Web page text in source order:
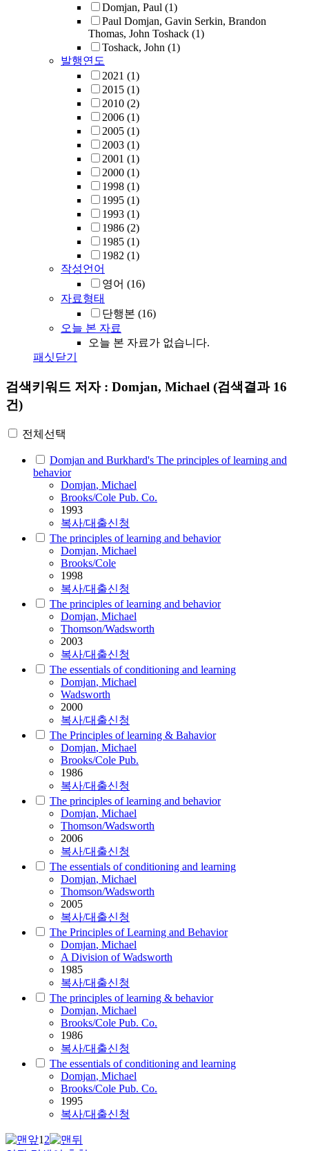
Domjan, Paul (1)
Paul Domjan, Gavin Serkin, Brandon
Thomas, John Toshack (1)
Toshack, John (1)
발행연도
2021 (1)
2015 (1)
2010 (2)
2006 (1)
2005 (1)
2003 (1)
2001 (1)
2000 (1)
1998 (1)
1995 (1)
1993 (1)
1986 (2)
1985 (1)
1982 (1)
작성언어
영어 (16)
자료형태
단행본 (16)
오늘 본 자료
오늘 본 자료가 없습니다.
패싯닫기
검색키워드 저자 : Domjan, Michael (검색결과 16
건)
전체선택
Domjan and Burkhard's The principles of learning and
behavior
Domjan, Michael
Brooks/Cole Pub. Co.
1993
복사/대출신청
The principles of learning and behavior
Domjan, Michael
Brooks/Cole
1998
복사/대출신청
The principles of learning and behavior
Domjan, Michael
Thomson/Wadsworth
2003
복사/대출신청
The essentials of conditioning and learning
Domjan, Michael
Wadsworth
2000
복사/대출신청
The Principles of learning & Bahavior
Domjan, Michael
Brooks/Cole Pub.
1986
복사/대출신청
The principles of learning and behavior
Domjan, Michael
Thomson/Wadsworth
2006
복사/대출신청
The essentials of conditioning and learning
Domjan, Michael
Thomson/Wadsworth
2005
복사/대출신청
The Principles of Learning and Behavior
Domjan, Michael
A Division of Wadsworth
1985
복사/대출신청
The principles of learning & behavior
Domjan, Michael
Brooks/Cole Pub. Co.
1986
복사/대출신청
The essentials of conditioning and learning
Domjan, Michael
Brooks/Cole Pub. Co.
1995
복사/대출신청
12